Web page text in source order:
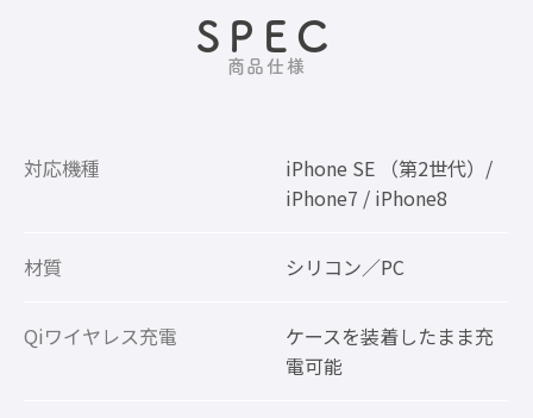
SPEC
商品仕様
対応機種
iPhone SE （第2世代）/
iPhone7 / iPhone8
材質 シリコン／PC
Qiワイヤレス充電
ケースを装着したまま充
電可能